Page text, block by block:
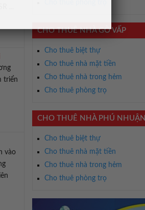
...
triển
vào
CHO THUÊ NHÀ GÒ VẤP
Cho thuê biệt thự
Cho thuê nhà mặt tiền
Cho thuê nhà trong hẻm
Cho thuê phòng trọ
CHO THUÊ NHÀ PHÚ NHUẬN
Cho thuê biệt thự
Cho thuê nhà mặt tiền
Cho thuê nhà trong hẻm
Cho thuê phòng trọ